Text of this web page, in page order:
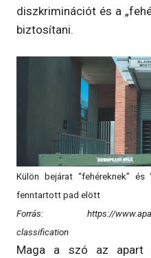
diszkriminációt és a
biztosítani.
Külön bejárat “fehéreknek” és
fenntartott pad elött
Forrás: https://
classification
Maga a szó az apart